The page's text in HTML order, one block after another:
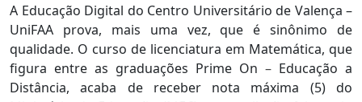
A Educação Digital do Centro Universitário de Valença –
UniFAA prova, mais uma vez, que é sinônimo de
qualidade. O curso de licenciatura em Matemática, que
figura entre as graduações Prime On – Educação a
Distância, acaba de receber nota máxima (5) do